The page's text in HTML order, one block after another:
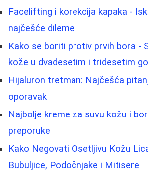
Facelifting i korekcija kapaka -
najčešće dileme
Kako se boriti protiv prvih bora -
kože u dvadesetim i tridesetim
Hijaluron tretman: Najčešća
oporavak
Najbolje kreme za suvu kožu i
preporuke
Kako Negovati Osetljivu Kožu
Bubuljice, Podočnjake i Mitisere